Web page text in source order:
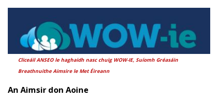
Cliceáil ANSEO le haghaidh nasc chuig WOW-IE, Suíomh Gréasáin
Breathnuithe Aimsire le Met Éireann
An Aimsir don Aoine